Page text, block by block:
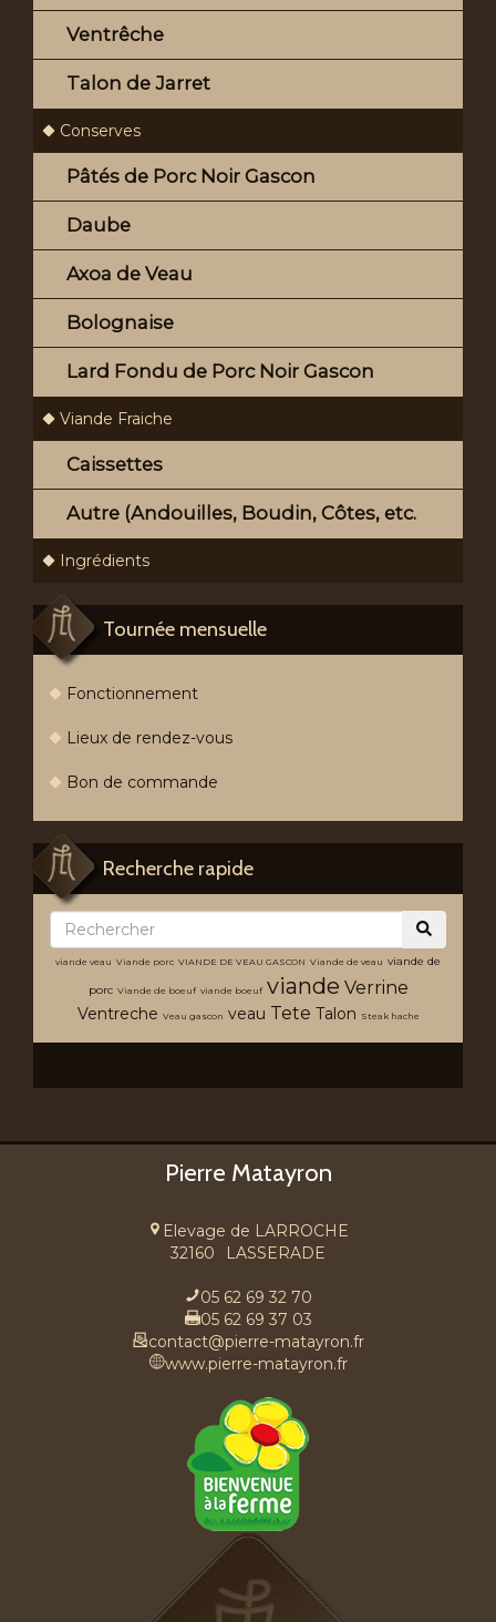
Ventrêche
Talon de Jarret
Conserves
Pâtés de Porc Noir Gascon
Daube
Axoa de Veau
Bolognaise
Lard Fondu de Porc Noir Gascon
Viande Fraiche
Caissettes
Autre (Andouilles, Boudin, Côtes, etc.
Ingrédients
Tournée mensuelle
Fonctionnement
Lieux de rendez-vous
Bon de commande
Recherche rapide
viande veau Viande porc VIANDE DE VEAU GASCON Viande de veau viande de
porc Viande de boeuf viande boeuf viande Verrine
Ventreche Veau gascon veau Tete Talon Steak hache
Pierre Matayron
Elevage de LARROCHE
32160
LASSERADE
05 62 69 32 70
05 62 69 37 03
contact@pierre-matayron.fr
www.pierre-matayron.fr